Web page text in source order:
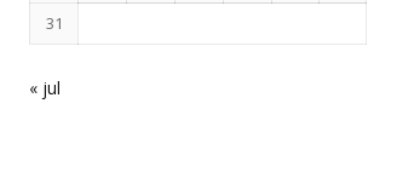
31
« jul